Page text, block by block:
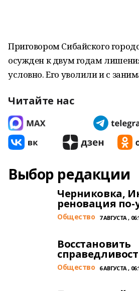
Приговором Сибайского
осужден к двум годам
условно. Его уволили и с
Читайте нас
Выбор редакции
Черниковка,
реновация
Общество 7 АВГУСТА ,
Восстановить
Общество 6 АВГУСТА ,